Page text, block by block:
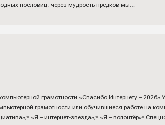
пословиц: через мудрость предков мы…
грамотности «Спасибо Интернету – 2026»
грамотности или обучившиеся работе на
«Я – интернет-звезда»;• «Я – волонтёр»•